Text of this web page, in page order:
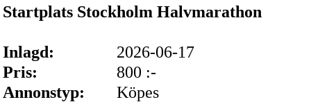
Startplats Stockholm Halvmarathon
Inlagd:
2026-06-17
Pris:
800 :-
Annonstyp:
Köpes